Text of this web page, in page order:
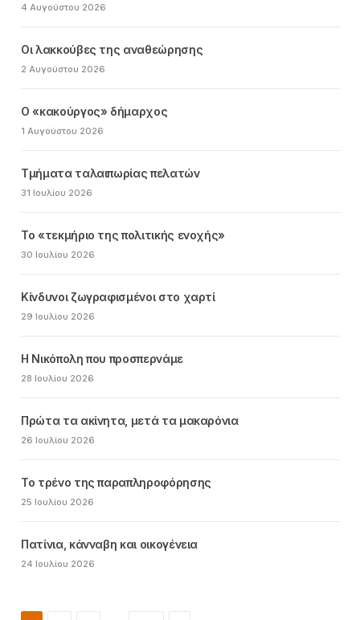
4 Αυγούστου 2026
Οι λακκούβες της αναθεώρησης
2 Αυγούστου 2026
Ο «κακούργος» δήμαρχος
1 Αυγούστου 2026
Τμήματα ταλαιπωρίας πελατών
31 Ιουλίου 2026
Το «τεκμήριο της πολιτικής ενοχής»
30 Ιουλίου 2026
Κίνδυνοι ζωγραφισμένοι στο χαρτί
29 Ιουλίου 2026
Η Νικόπολη που προσπερνάμε
28 Ιουλίου 2026
Πρώτα τα ακίνητα, μετά τα μακαρόνια
26 Ιουλίου 2026
Το τρένο της παραπληροφόρησης
25 Ιουλίου 2026
Πατίνια, κάνναβη και οικογένεια
24 Ιουλίου 2026